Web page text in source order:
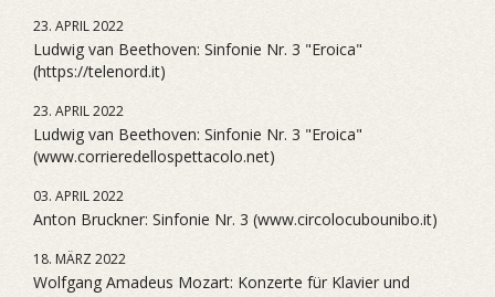
23. APRIL 2022
Ludwig van Beethoven: Sinfonie Nr. 3 "Eroica"
(https://telenord.it)
23. APRIL 2022
Ludwig van Beethoven: Sinfonie Nr. 3 "Eroica"
(www.corrieredellospettacolo.net)
03. APRIL 2022
Anton Bruckner: Sinfonie Nr. 3 (www.circolocubounibo.it)
18. MÄRZ 2022
Wolfgang Amadeus Mozart: Konzerte für Klavier und